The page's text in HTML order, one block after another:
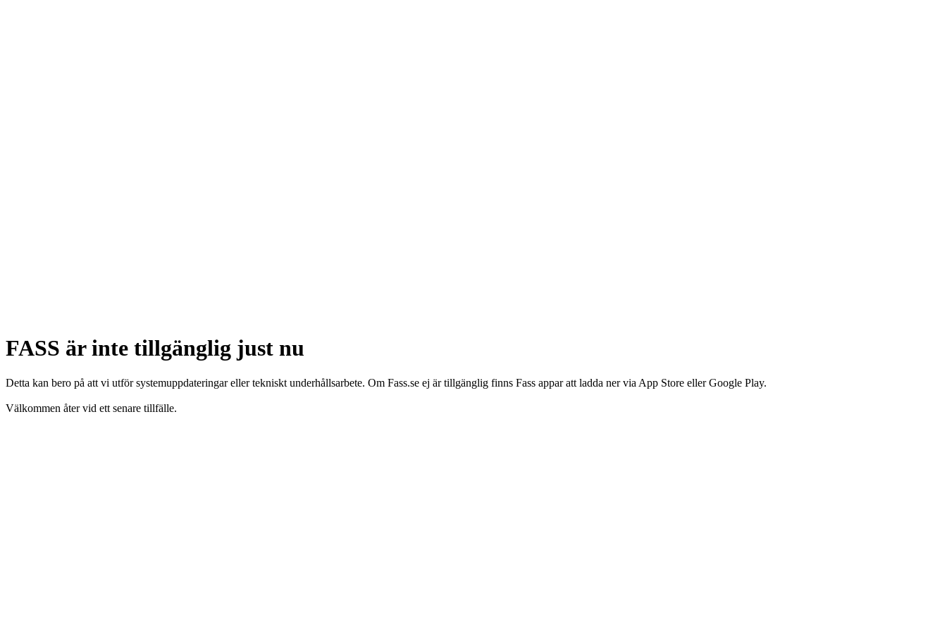
FASS är inte tillgänglig just nu
Detta kan bero på att vi utför systemuppdateringar eller tekniskt underhållsarbete. Om Fass.se ej är tillgänglig finns Fass appar att ladda ner via App Store eller Google Play.
Välkommen åter vid ett senare tillfälle.